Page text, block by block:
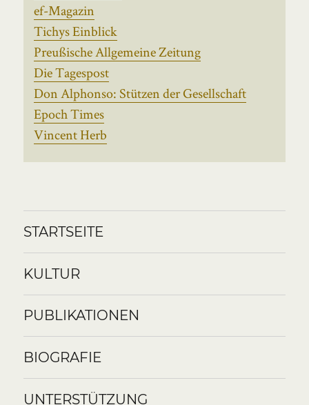
ef-Magazin
Tichys Einblick
Preußische Allgemeine Zeitung
Die Tagespost
Don Alphonso: Stützen der Gesellschaft
Epoch Times
Vincent Herb
STARTSEITE
KULTUR
PUBLIKATIONEN
BIOGRAFIE
UNTERSTÜTZUNG